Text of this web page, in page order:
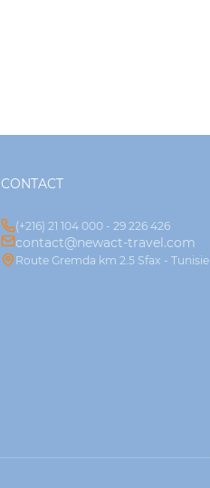
CONTACT
(+216) 21 104 000 - 29 226 426
contact@newact-travel.com
Route Gremda km 2.5 Sfax - Tunisie